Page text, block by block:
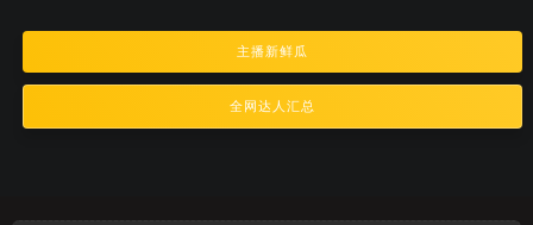
主播新鲜瓜
全网达人汇总